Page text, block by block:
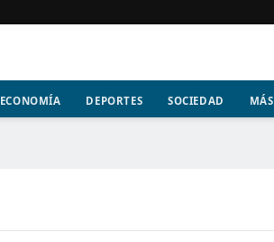
ECONOMÍA DEPORTES SOCIEDAD MÁS